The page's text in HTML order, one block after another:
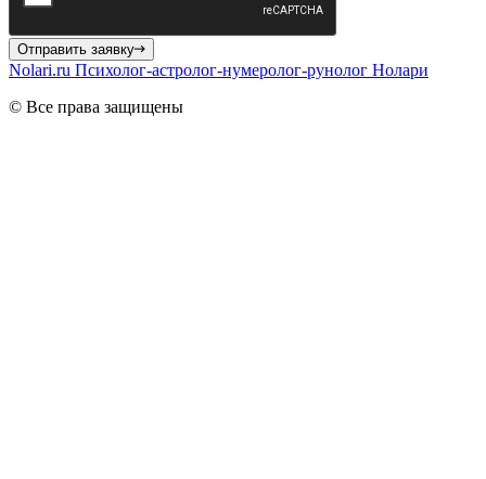
Отправить заявку
Nolari.ru Психолог-астролог-нумеролог-рунолог Нолари
© Все права защищены